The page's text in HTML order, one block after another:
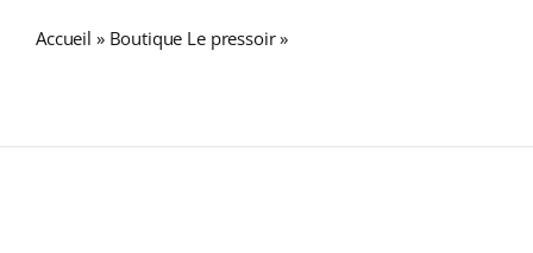
Accueil » Boutique Le pressoir»